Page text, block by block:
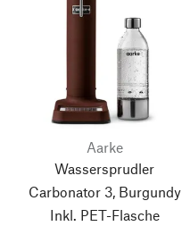
Aarke
Wassersprudler
Carbonator 3, Burgundy
Inkl. PET-Flasche